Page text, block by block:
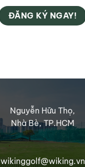
ĐĂNG KÝ NGAY!
Nguyễn Hữu Thọ,
Nhà Bè, TP.HCM
wikinggolf@wiking.vn